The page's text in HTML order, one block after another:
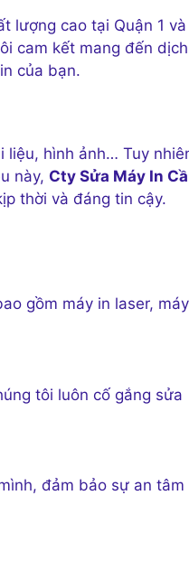
lượng cao tại Quận 1
cam kết mang đến
của bạn.
liệu, hình ảnh… Tuy
này, Cty Sửa Máy In
thời và đáng tin cậy.
gồm máy in laser,
tôi luôn cố gắng sửa
đảm bảo sự an tâm